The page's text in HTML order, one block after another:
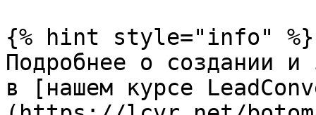
{% hint style="info" %}
Подробнее о создании и
в [нашем курсе